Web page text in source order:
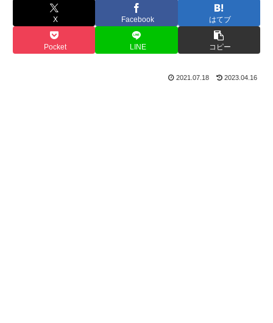
X Facebook はてブ
Pocket LINE コピー
2021.07.18 2023.04.16